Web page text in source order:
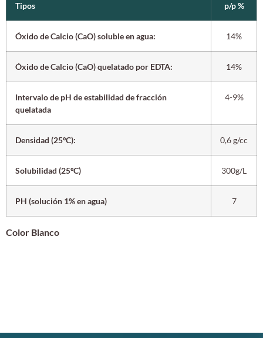
Tipos p/p %
Óxido de Calcio (CaO) soluble en agua: 14%
Óxido de Calcio (CaO) quelatado por EDTA: 14%
Intervalo de pH de estabilidad de fracción
quelatada
4-9%
Densidad (25ºC): 0,6 g/cc
Solubilidad (25ºC) 300g/L
PH (solución 1% en agua) 7
Color Blanco